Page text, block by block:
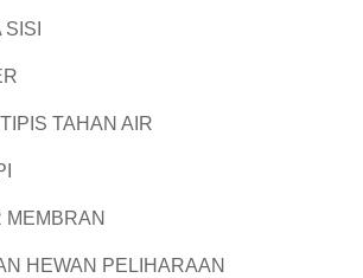
TAHAN AIR
MEMBRAN
HEWAN PELIHARAAN